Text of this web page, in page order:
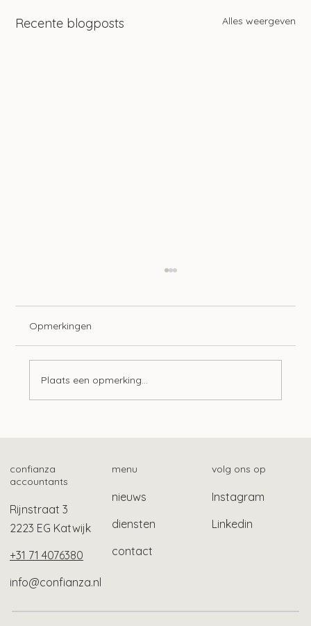
Recente blogposts Alles weergeven
Advieswijzer | Bedrijfsoverdracht
Opmerkingen
Plaats een opmerking...
confianza
accountants
Rijnstraat 3
2223 EG Katwijk
+31 71 4076380
info@confianza.nl
menu
nieuws
diensten
contact
volg ons op
Instagram
Linkedin